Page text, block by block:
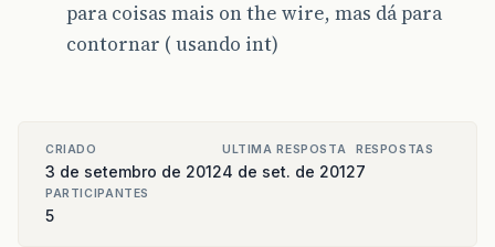
para coisas mais on the wire, mas dá para
contornar ( usando int)
CRIADO
3 de setembro de 2012
ULTIMA RESPOSTA
4 de set. de 2012
RESPOSTAS
7
PARTICIPANTES
5